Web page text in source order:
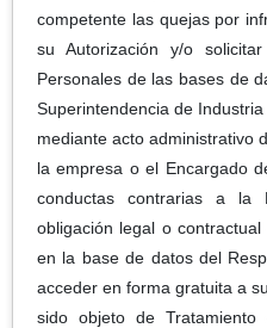
competente las quejas por
su Autorización y/o
Personales de las bases de
Superintendencia de
mediante acto administrativo
la empresa o el Encargado
conductas contrarias a
obligación legal o
en la base de datos del
acceder en forma gratuita a
sido objeto de